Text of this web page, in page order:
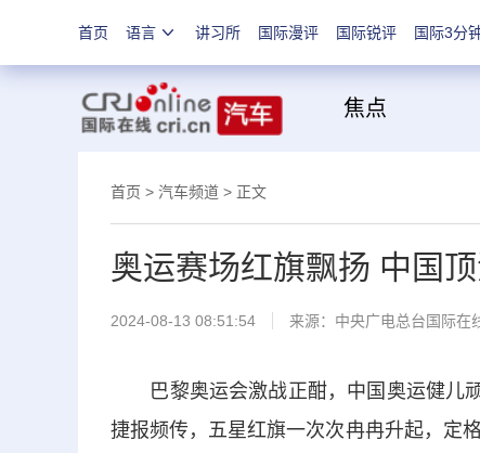
首页 语言 讲习所 国际漫评 国际锐评 国际3分
焦点
首页 > 汽车频道 > 正文
奥运赛场红旗飘扬 中国顶
2024-08-13 08:51:54 来源： 中央广电总台国际在
巴黎奥运会激战正酣，中国奥运健儿顽
捷报频传，五星红旗一次次冉冉升起，定